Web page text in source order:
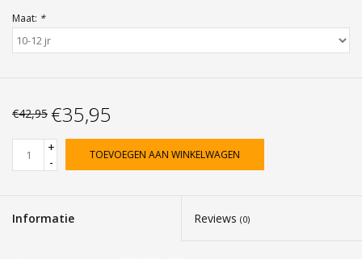
Maat: *
€42,95 €35,95
+
-
TOEVOEGEN AAN WINKELWAGEN
Informatie Reviews (0)